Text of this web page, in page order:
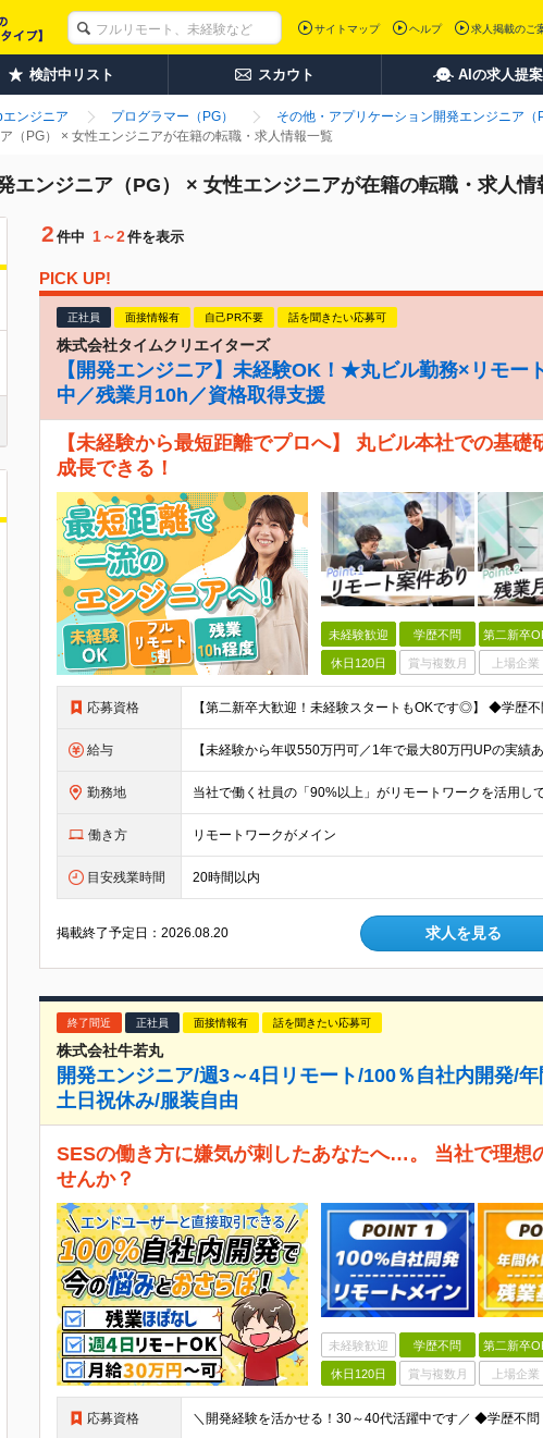
サイトマップ ヘルプ 求人掲載のご
検討中リスト スカウト AIの求人提案
エンジニア プログラマー（PG） その他・アプリケーション開発エンジニア（
（PG） × 女性エンジニアが在籍の転職・求人情報一覧
エンジニア（PG） × 女性エンジニアが在籍の転職・求人情
2 件中 1～2件を表示
PICK UP!
正社員 面接情報有 自己PR不要 話を聞きたい応募可
株式会社タイムクリエイターズ
【開発エンジニア】未経験OK！★丸ビル勤務×リモ
中／残業月10h／資格取得支援
【未経験から最短距離でプロへ】 丸ビル本社での基
成長できる！
未経験歓迎 学歴不問 第二新卒
休日120日 賞与複数月 上場企業
応募資格
給与
勤務地
働き方 リモートワークがメイン
目安残業時間 20時間以内
掲載終了予定日：2026.08.20 求人を見る
終了間近 正社員 面接情報有 話を聞きたい応募可
株式会社牛若丸
開発エンジニア/週3～4日リモート/100％自社内開発/
土日祝休み/服装自由
SESの働き方に嫌気が刺したあなたへ…。 当社で理想
せんか？
未経験歓迎 学歴不問 第二新卒
休日120日 賞与複数月 上場企業
応募資格